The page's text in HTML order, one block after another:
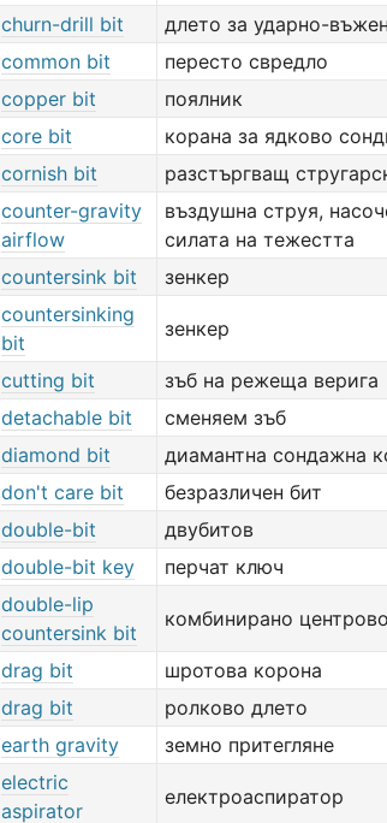
churn-drill bit
длето за ударно-
common bit
пересто свредло
copper bit
поялник
core bit
корана за ядково
cornish bit разстъргващ
counter-gravity
airflow
въздушна струя,
силата на тежестта
countersink bit зенкер
countersinking
bit
зенкер
cutting bit
зъб на режеща верига
detachable bit
сменяем зъб
diamond bit
диамантна сондажна
don't care bit
безразличен бит
double-bit
двубитов
double-bit key
перчат ключ
double-lip
countersink bit
комбинирано
drag bit
шротова корона
drag bit
ролково длето
earth gravity земно притегляне
electric
aspirator
електроаспиратор